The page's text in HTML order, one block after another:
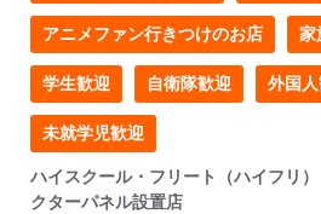
アニメファン行きつけのお店 家
学生歓迎 自衛隊歓迎 外国
未就学児歓迎
ハイスクール・フリート（ハイフ
クターパネル設置店